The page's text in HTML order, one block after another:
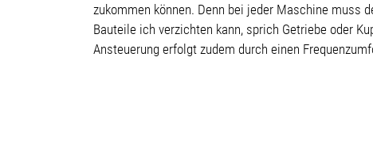
zukommen können. Denn bei jeder Maschine muss
Bauteile ich verzichten kann, sprich Getriebe oder
Ansteuerung erfolgt zudem durch einen